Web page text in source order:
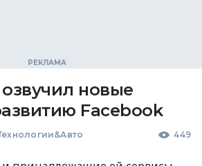
новые
Facebook
449